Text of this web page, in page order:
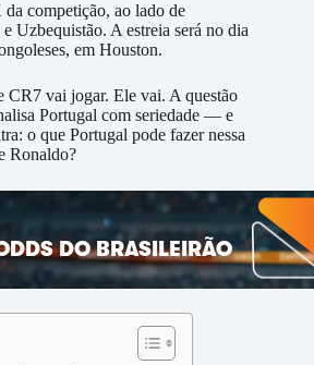
competição, ao lado de
Uzbequistão. A estreia será no dia
em Houston.
CR7 vai jogar. Ele vai. A questão
Portugal com seriedade — e
o que Portugal pode fazer nessa
Ronaldo?